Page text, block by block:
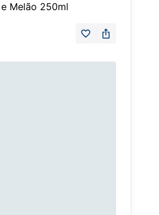
Melão 250ml